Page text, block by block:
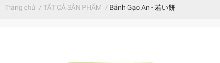
Trang chủ / TẤT CẢ SẢN PHẨM / Bánh Gạo An - 若い餅